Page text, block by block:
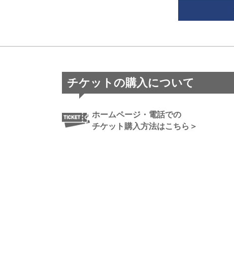
チケットの購入について
ホームページ・電話での
チケット購入方法はこちら＞